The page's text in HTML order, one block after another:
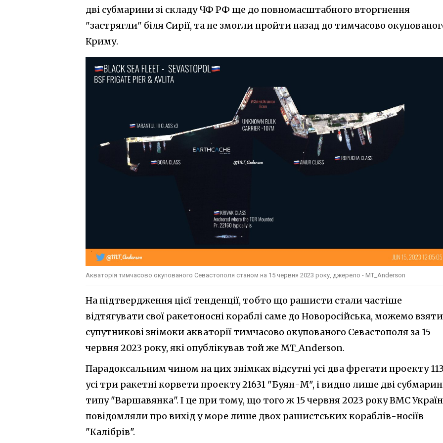
дві субмарини зі складу ЧФ РФ ще до повномасштабного вторгнення
"застрягли" біля Сирії, та не змогли пройти назад до тимчасово
Криму.
Акваторія тимчасово окупованого Севастополя станом на 15 червня 2023 року, джерело - MT_Anderson
На підтвердження цієї тенденції, тобто що рашисти стали частіше
відтягувати свої ракетоносні кораблі саме до Новоросійська, можемо
супутникові знімоки акваторії тимчасово окупованого Севастополя за 15
червня 2023 року, які опублікував той же MT_Anderson.
Парадоксальним чином на цих знімках відсутні усі два фрегати проекту
усі три ракетні корвети проекту 21631 "Буян-М", і видно лише дві
типу "Варшавянка". І це при тому, що того ж 15 червня 2023 року ВМС
повідомляли про вихід у море лише двох рашистських кораблів-носіїв
"Калібрів".